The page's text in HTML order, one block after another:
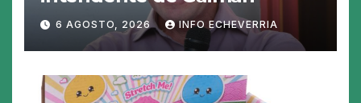
6 AGOSTO, 2026 INFO ECHEVERRIA